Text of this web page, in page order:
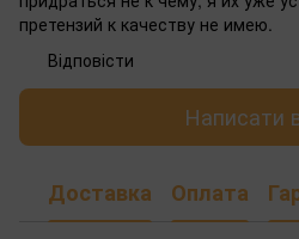
претензий к качеству не имею.
Відповісти
Написати
Доставка Оплата